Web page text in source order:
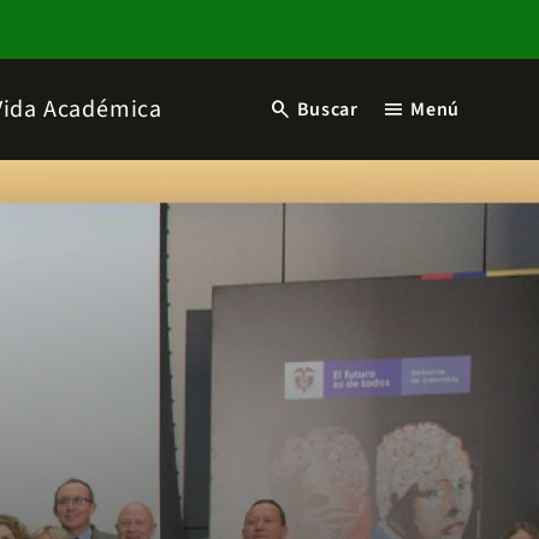
Académica search Buscar menu Menú